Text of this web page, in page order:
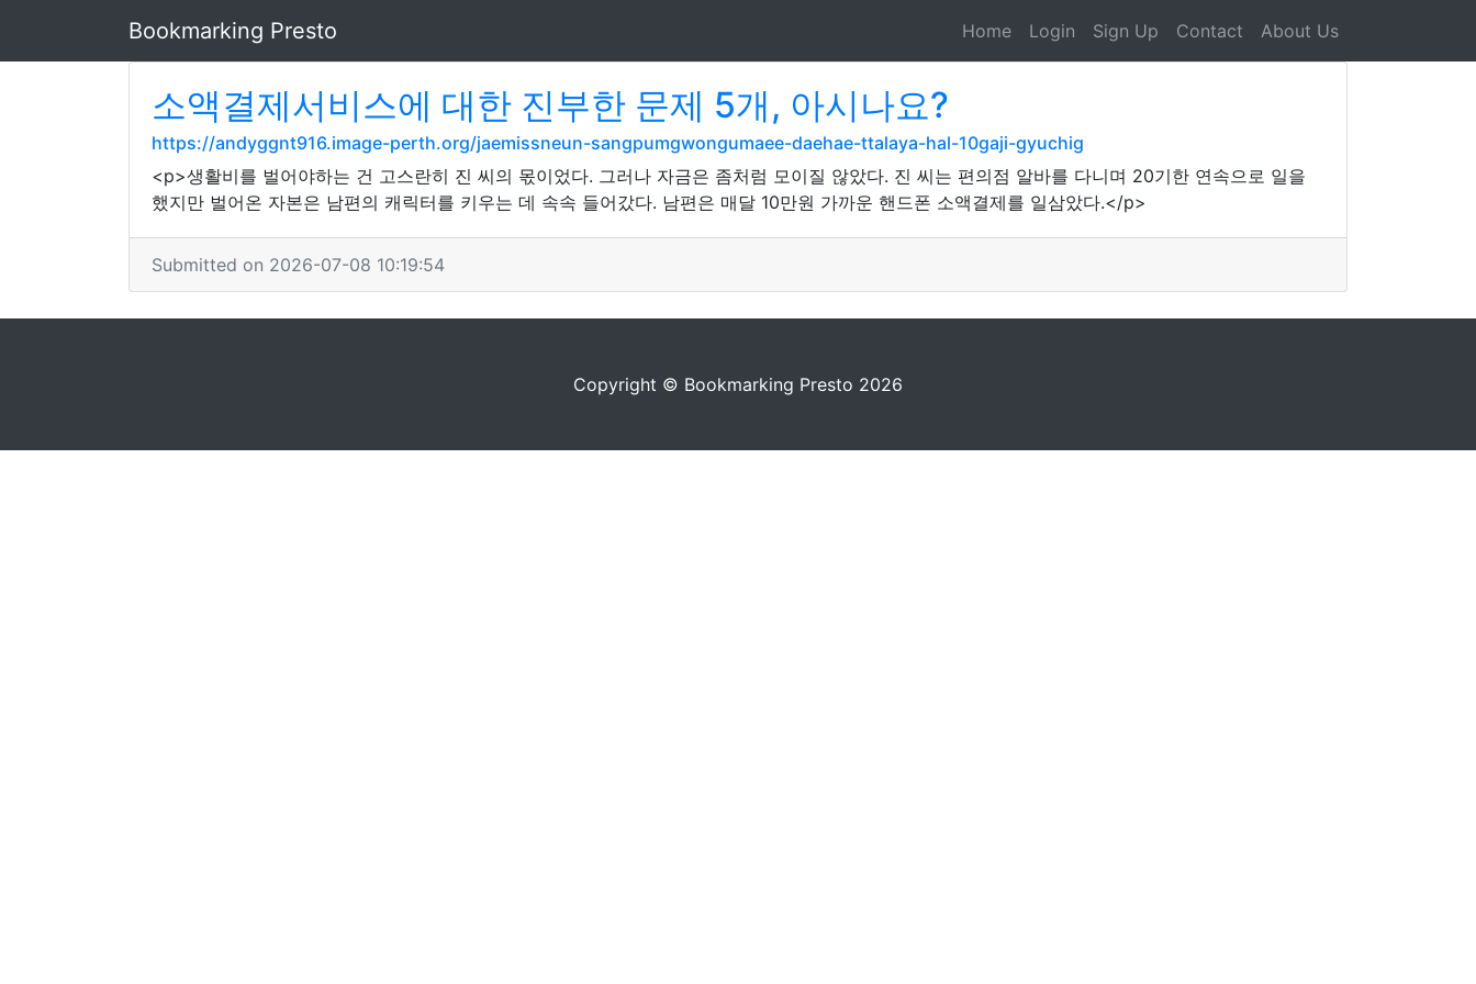
Bookmarking Presto Home Login Sign Up Contact About Us
소액결제서비스에 대한 진부한 문제 5개, 아시나요?
https://andyggnt916.image-perth.org/jaemissneun-sangpumgwongumaee-daehae-ttalaya-hal-10gaji-gyuchig
<p>생활비를 벌어야하는 건 고스란히 진 씨의 몫이었다. 그러나 자금은 좀처럼 모이질 않았다. 진 씨는 편의점 알바를 다니며 20기한 연속으로 일을
했지만 벌어온 자본은 남편의 캐릭터를 키우는 데 속속 들어갔다. 남편은 매달 10만원 가까운 핸드폰 소액결제를 일삼았다.</p>
Submitted on 2026-07-08 10:19:54
Copyright © Bookmarking Presto 2026